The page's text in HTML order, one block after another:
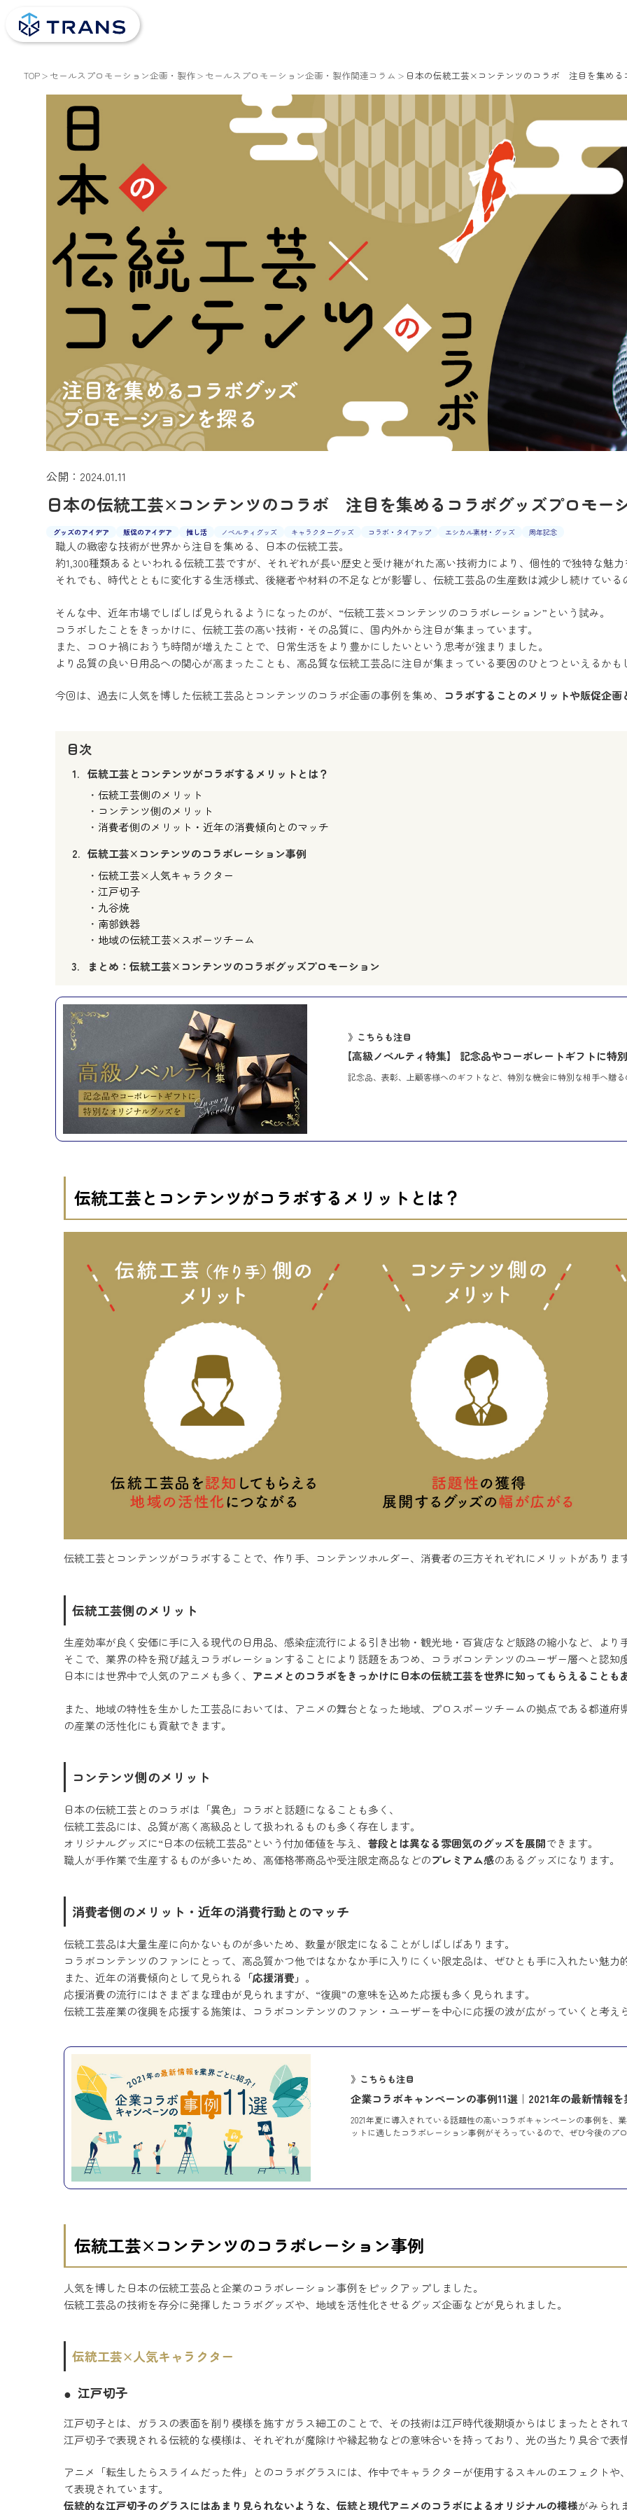
TOP セールスプロモーション企画・製作 セールスプロモーション企画・製作関連コラム 日本の伝統工芸×コンテンツのコラボ 注目を集める
公開：2024.01.11
日本の伝統工芸×コンテンツのコラボ 注目を集めるコラボグッズプロモー
グッズのアイデア 販促のアイデア 推し活 ノベルティグッズ キャラクターグッズ コラボ・タイアップ エシカル素材・グッズ 周年記念
職人の緻密な技術が世界から注目を集める、日本の伝統工芸。
約1,300種類あるといわれる伝統工芸ですが、それぞれが長い歴史と受け継がれた高い技術力により、個性的で独特な魅
それでも、時代とともに変化する生活様式、後継者や材料の不足などが影響し、伝統工芸品の生産数は減少し続けている
そんな中、近年市場でしばしば見られるようになったのが、“伝統工芸×コンテンツのコラボレーション”という試み。
コラボしたことをきっかけに、伝統工芸の高い技術・その品質に、国内外から注目が集まっています。
また、コロナ禍におうち時間が増えたことで、日常生活をより豊かにしたいという思考が強まりました。
より品質の良い日用品への関心が高まったことも、高品質な伝統工芸品に注目が集まっている要因のひとつといえるかも
今回は、過去に人気を博した伝統工芸品とコンテンツのコラボ企画の事例を集め、 コラボすることのメリットや販促企
目次
伝統工芸とコンテンツがコラボするメリットとは？
伝統工芸側のメリット
コンテンツ側のメリット
消費者側のメリット・近年の消費傾向とのマッチ
伝統工芸×コンテンツのコラボレーション事例
伝統工芸×人気キャラクター
江戸切子
九谷焼
南部鉄器
地域の伝統工芸×スポーツチーム
まとめ：伝統工芸×コンテンツのコラボグッズプロモーション
》こちらも注目
【高級ノベルティ特集】 記念品やコーポレートギフトに特
記念品、表彰、上顧客様へのギフトなど、特別な機会に特別な相手へ贈
伝統工芸とコンテンツがコラボするメリットとは？
伝統工芸とコンテンツがコラボすることで、作り手、コンテンツホルダー、消費者の三方それぞれにメリットがありま
伝統工芸側のメリット
生産効率が良く安価に手に入る現代の日用品、感染症流行による引き出物・観光地・百貨店など販路の縮小など、よ
そこで、業界の枠を飛び越えコラボレーションすることにより話題をあつめ、コラボコンテンツのユーザー層へと認
日本には世界中で人気のアニメも多く、 アニメとのコラボをきっかけに日本の伝統工芸を世界に知ってもらえることも
また、地域の特性を生かした工芸品においては、アニメの舞台となった地域、プロスポーツチームの拠点である都道
の産業の活性化にも貢献できます。
コンテンツ側のメリット
日本の伝統工芸とのコラボは「異色」コラボと話題になることも多く、
伝統工芸品には、品質が高く高級品として扱われるものも多く存在します。
オリジナルグッズに“日本の伝統工芸品”という付加価値を与え、 普段とは異なる雰囲気のグッズを展開できます。
職人が手作業で生産するものが多いため、高価格帯商品や受注限定商品などのプレミアム感のあるグッズになります。
消費者側のメリット・近年の消費行動とのマッチ
伝統工芸品は大量生産に向かないものが多いため、数量が限定になることがしばしばあります。
コラボコンテンツのファンにとって、高品質かつ他ではなかなか手に入りにくい限定品は、ぜひとも手に入れたい魅
また、近年の消費傾向として見られる
「応援消費」 。
応援消費の流行にはさまざまな理由が見られますが、“復興”の意味を込めた応援も多く見られます。
伝統工芸産業の復興を応援する施策は、コラボコンテンツのファン・ユーザーを中心に応援の波が広がっていくと考え
》こちらも注目
企業コラボキャンペーンの事例11選｜2021年の最新情報
2021年夏に導入されている話題性の高いコラボキャンペーンの事例を
ットに適したコラボレーション事例がそろっているので、ぜひ今後のプ
伝統工芸×コンテンツのコラボレーション事例
人気を博した日本の伝統工芸品と企業のコラボレーション事例をピックアップしました。
伝統工芸品の技術を存分に発揮したコラボグッズや、地域を活性化させるグッズ企画などが見られました。
伝統工芸×人気キャラクター
江戸切子
江戸切子とは、ガラスの表面を削り模様を施すガラス細工のことで、その技術は江戸時代後期頃からはじまったとされ
江戸切子で表現される伝統的な模様は、それぞれが魔除けや縁起物などの意味合いを持っており、光の当たり具合で表
アニメ「転生したらスライムだった件」とのコラボグラスには、作中でキャラクターが使用するスキルのエフェクト
て表現されています。
伝統的な江戸切子のグラスにはあまり見られないような、伝統と現代アニメのコラボによるオリジナルの模様がみられ